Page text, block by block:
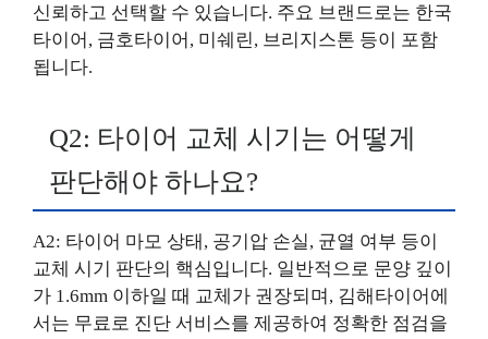
신뢰하고 선택할 수 있습니다. 주요 브랜드로는 한국
타이어, 금호타이어, 미쉐린, 브리지스톤 등이 포함
됩니다.
Q2: 타이어 교체 시기는 어떻게
판단해야 하나요?
A2: 타이어 마모 상태, 공기압 손실, 균열 여부 등이
교체 시기 판단의 핵심입니다. 일반적으로 문양 깊이
가 1.6mm 이하일 때 교체가 권장되며, 김해타이어에
서는 무료로 진단 서비스를 제공하여 정확한 점검을